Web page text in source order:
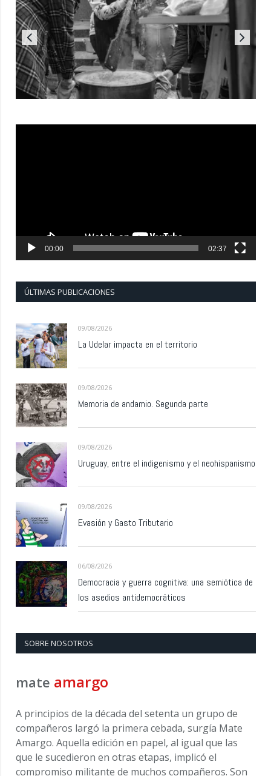
00:00 02:37
ÚLTIMAS PUBLICACIONES
09/08/2026
La Udelar impacta en el territorio
09/08/2026
Memoria de andamio. Segunda parte
09/08/2026
Uruguay, entre el indigenismo y el neohispanismo
09/08/2026
Evasión y Gasto Tributario
06/08/2026
Democracia y guerra cognitiva: una semiótica de
los asedios antidemocráticos
SOBRE NOSOTROS
mate amargo
A principios de la década del setenta un grupo de
compañeros largó la primera cebada, surgía Mate
Amargo. Aquella edición en papel, al igual que las
que le sucedieron en otras etapas, implicó el
compromiso militante de muchos compañeros. Son